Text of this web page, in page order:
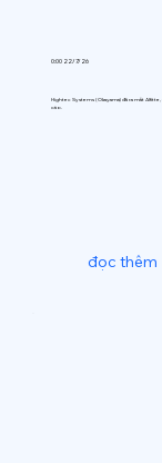
0:00 22/7/26
Hightec Systems (Okayama) đã ra mắt
cáo.
đọc thêm